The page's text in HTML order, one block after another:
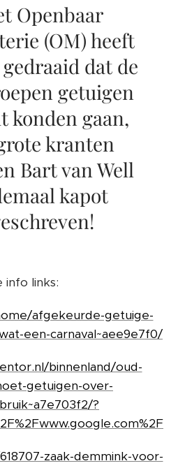
Openbaar
(OM) heeft
dat de
getuigen
konden gaan,
kranten
Bart van Well
kapot
info links:
afgekeurde-getuige-
een-carnaval~aee9e7f0/
binnenland/oud-
getuigen-over-
?
zaak-demmink-voor-